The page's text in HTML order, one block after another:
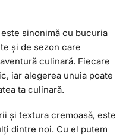
sinonimă cu bucuria
și de sezon care
culinară. Fiecare
iar alegerea unuia poate
ta culinară.
și textura cremoasă, este
dintre noi. Cu el putem